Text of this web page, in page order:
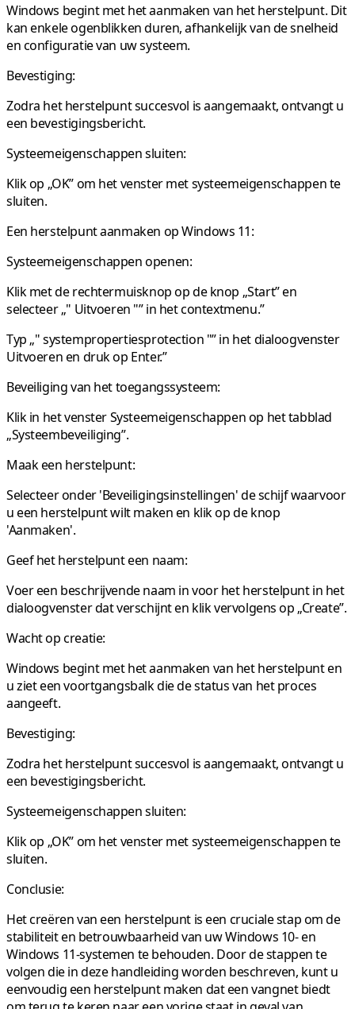
Windows begint met het aanmaken van het herstelpunt. Dit
kan enkele ogenblikken duren, afhankelijk van de snelheid
en configuratie van uw systeem.
Bevestiging:
Zodra het herstelpunt succesvol is aangemaakt, ontvangt u
een bevestigingsbericht.
Systeemeigenschappen sluiten:
Klik op „OK” om het venster met systeemeigenschappen te
sluiten.
Een herstelpunt aanmaken op Windows 11:
Systeemeigenschappen openen:
Klik met de rechtermuisknop op de knop „Start” en
selecteer „" Uitvoeren "” in het contextmenu.”
Typ „" systempropertiesprotection "” in het dialoogvenster
Uitvoeren en druk op Enter.”
Beveiliging van het toegangssysteem:
Klik in het venster Systeemeigenschappen op het tabblad
„Systeembeveiliging”.
Maak een herstelpunt:
Selecteer onder 'Beveiligingsinstellingen' de schijf waarvoor
u een herstelpunt wilt maken en klik op de knop
'Aanmaken'.
Geef het herstelpunt een naam:
Voer een beschrijvende naam in voor het herstelpunt in het
dialoogvenster dat verschijnt en klik vervolgens op „Create”.
Wacht op creatie:
Windows begint met het aanmaken van het herstelpunt en
u ziet een voortgangsbalk die de status van het proces
aangeeft.
Bevestiging:
Zodra het herstelpunt succesvol is aangemaakt, ontvangt u
een bevestigingsbericht.
Systeemeigenschappen sluiten:
Klik op „OK” om het venster met systeemeigenschappen te
sluiten.
Conclusie:
Het creëren van een herstelpunt is een cruciale stap om de
stabiliteit en betrouwbaarheid van uw Windows 10- en
Windows 11-systemen te behouden. Door de stappen te
volgen die in deze handleiding worden beschreven, kunt u
eenvoudig een herstelpunt maken dat een vangnet biedt